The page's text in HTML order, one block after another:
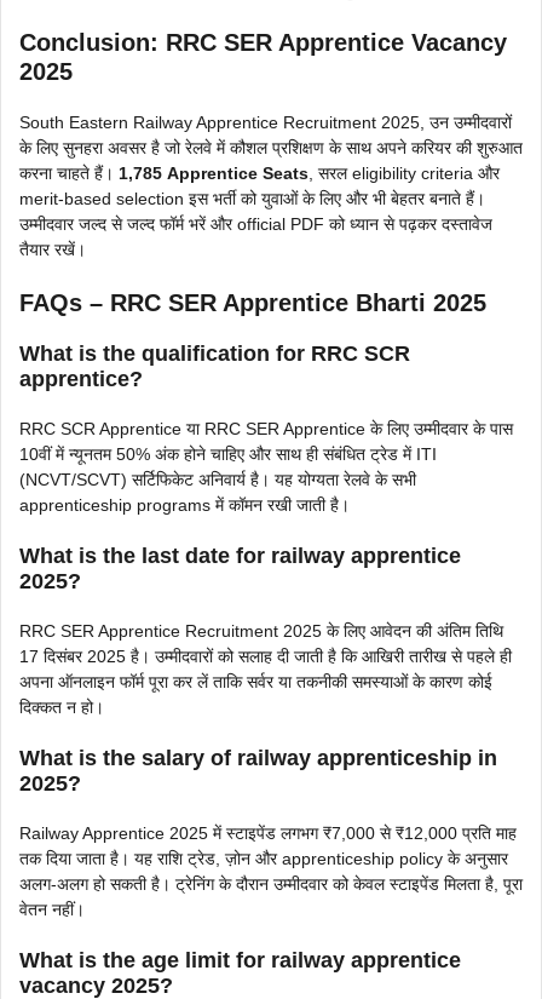
Conclusion: RRC SER Apprentice Vacancy
2025
South Eastern Railway Apprentice Recruitment 2025, उन उम्मीदवारों
के लिए सुनहरा अवसर है जो रेलवे में कौशल प्रशिक्षण के साथ अपने करियर की शुरुआत
करना चाहते हैं। 1,785 Apprentice Seats , सरल eligibility criteria और
merit-based selection इस भर्ती को युवाओं के लिए और भी बेहतर बनाते हैं।
उम्मीदवार जल्द से जल्द फॉर्म भरें और official PDF को ध्यान से पढ़कर दस्तावेज
तैयार रखें।
FAQs – RRC SER Apprentice Bharti 2025
What is the qualification for RRC SCR
apprentice?
RRC SCR Apprentice या RRC SER Apprentice के लिए उम्मीदवार के पास
10वीं में न्यूनतम 50% अंक होने चाहिए और साथ ही संबंधित ट्रेड में ITI
(NCVT/SCVT) सर्टिफिकेट अनिवार्य है। यह योग्यता रेलवे के सभी
apprenticeship programs में कॉमन रखी जाती है।
What is the last date for railway apprentice
2025?
RRC SER Apprentice Recruitment 2025 के लिए आवेदन की अंतिम तिथि
17 दिसंबर 2025 है। उम्मीदवारों को सलाह दी जाती है कि आखिरी तारीख से पहले ही
अपना ऑनलाइन फॉर्म पूरा कर लें ताकि सर्वर या तकनीकी समस्याओं के कारण कोई
दिक्कत न हो।
What is the salary of railway apprenticeship in
2025?
Railway Apprentice 2025 में स्टाइपेंड लगभग ₹7,000 से ₹12,000 प्रति माह
तक दिया जाता है। यह राशि ट्रेड, ज़ोन और apprenticeship policy के अनुसार
अलग-अलग हो सकती है। ट्रेनिंग के दौरान उम्मीदवार को केवल स्टाइपेंड मिलता है, पूरा
वेतन नहीं।
What is the age limit for railway apprentice
vacancy 2025?